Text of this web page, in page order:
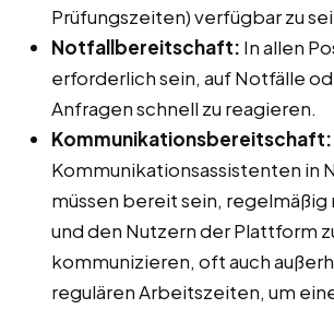
Prüfungszeiten) verfügbar zu
Notfallbereitschaft: In allen
erforderlich sein, auf Notfälle
Anfragen schnell zu reagieren.
Kommunikationsbereitschaft:
Kommunikationsassistenten in
müssen bereit sein, regelmäßig
und den Nutzern der Plattform
kommunizieren, oft auch
regulären Arbeitszeiten, um